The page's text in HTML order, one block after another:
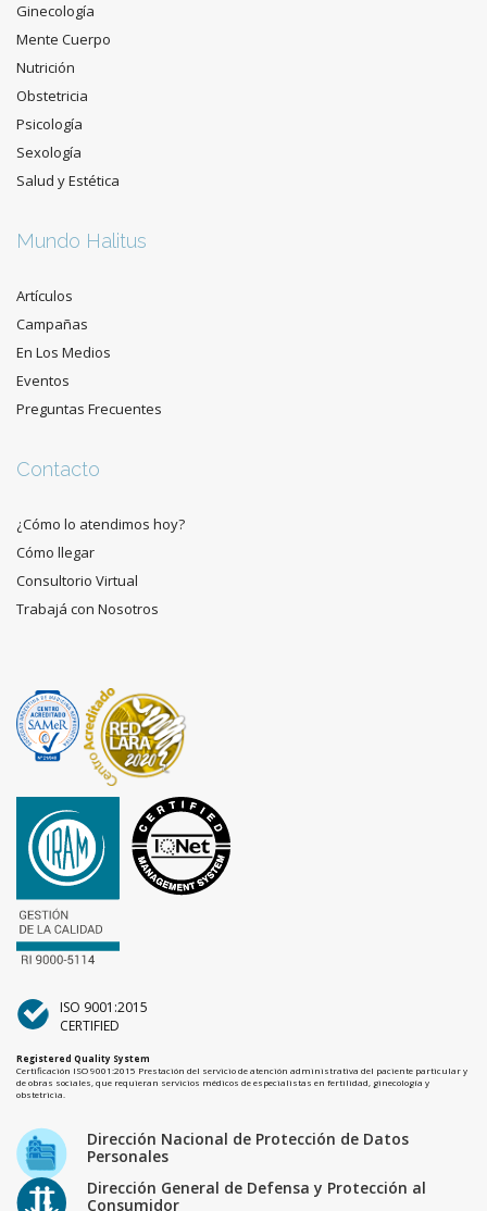
Ginecología
Mente Cuerpo
Nutrición
Obstetricia
Psicología
Sexología
Salud y Estética
Mundo Halitus
Artículos
Campañas
En Los Medios
Eventos
Preguntas Frecuentes
Contacto
¿Cómo lo atendimos hoy?
Cómo llegar
Consultorio Virtual
Trabajá con Nosotros
ISO 9001:2015
CERTIFIED
Registered Quality System
Certificación ISO 9001:2015 Prestación del servicio de atención administrativa del paciente particular y
de obras sociales, que requieran servicios médicos de especialistas en fertilidad, ginecología y
obstetricia.
Dirección Nacional de Protección de Datos
Personales
Dirección General de Defensa y Protección al
Consumidor